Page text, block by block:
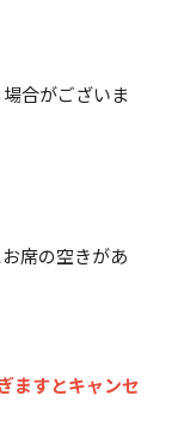
合がございま
席の空きがあ
ますとキャンセ